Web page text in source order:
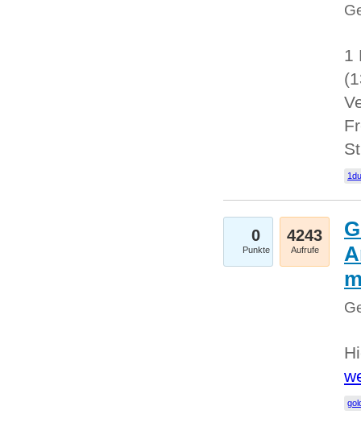
1
0
Punkte
4243
Aufrufe